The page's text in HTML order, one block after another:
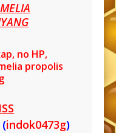
no HP,
propolis
indok0473g)